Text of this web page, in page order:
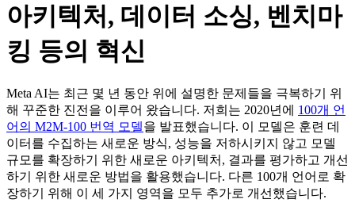
아키텍처, 데이터 소싱, 벤치마
킹 등의 혁신
Meta AI는 최근 몇 년 동안 위에 설명한 문제들을 극복하기 위
해 꾸준한 진전을 이루어 왔습니다. 저희는 2020년에 100개 언
어의 M2M-100 번역 모델을 발표했습니다. 이 모델은 훈련 데
이터를 수집하는 새로운 방식, 성능을 저하시키지 않고 모델
규모를 확장하기 위한 새로운 아키텍처, 결과를 평가하고 개선
하기 위한 새로운 방법을 활용했습니다. 다른 100개 언어로 확
장하기 위해 이 세 가지 영역을 모두 추가로 개선했습니다.